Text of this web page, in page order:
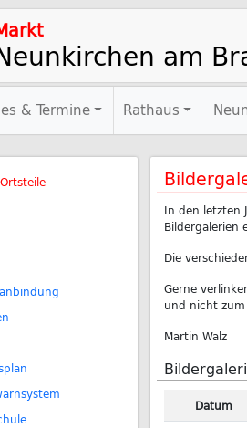
am
& Termine Rathaus
In den letzten
Bildergalerien
Die
Gerne
und nicht zum
Martin Walz
Datum